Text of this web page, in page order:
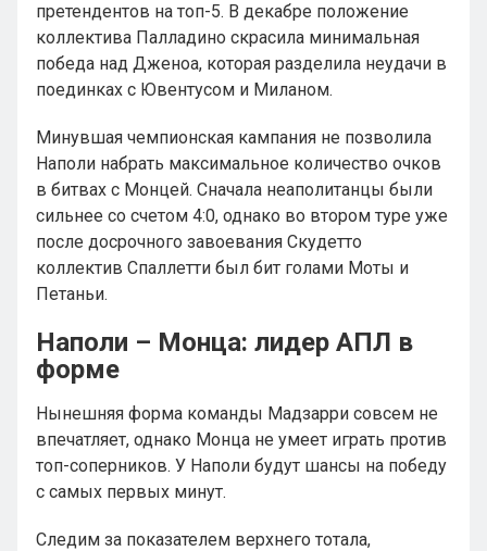
претендентов на топ-5. В декабре положение
коллектива Палладино скрасила минимальная
победа над Дженоа, которая разделила неудачи в
поединках с Ювентусом и Миланом.
Минувшая чемпионская кампания не позволила
Наполи набрать максимальное количество очков
в битвах с Монцей. Сначала неаполитанцы были
сильнее со счетом 4:0, однако во втором туре уже
после досрочного завоевания Скудетто
коллектив Спаллетти был бит голами Моты и
Петаньи.
Наполи – Монца: лидер АПЛ в
форме
Нынешняя форма команды Мадзарри совсем не
впечатляет, однако Монца не умеет играть против
топ-соперников. У Наполи будут шансы на победу
с самых первых минут.
Следим за показателем верхнего тотала,